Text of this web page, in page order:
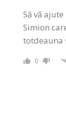
Să vă
Simion
0